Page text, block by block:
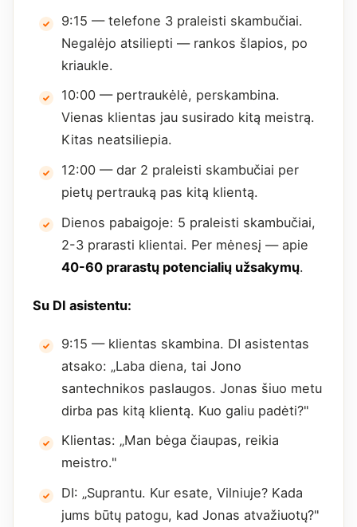
9:15 — telefone 3 praleisti skambučiai.
Negalėjo atsiliepti — rankos šlapios, po
kriaukle.
10:00 — pertraukėlė, perskambina.
Vienas klientas jau susirado kitą meistrą.
Kitas neatsiliepia.
12:00 — dar 2 praleisti skambučiai per
pietų pertrauką pas kitą klientą.
Dienos pabaigoje: 5 praleisti skambučiai,
2-3 prarasti klientai. Per mėnesį — apie
40-60 prarastų potencialių užsakymų.
Su DI asistentu:
9:15 — klientas skambina. DI asistentas
atsako: „Laba diena, tai Jono
santechnikos paslaugos. Jonas šiuo metu
dirba pas kitą klientą. Kuo galiu padėti?"
Klientas: „Man bėga čiaupas, reikia
meistro."
DI: „Suprantu. Kur esate, Vilniuje? Kada
jums būtų patogu, kad Jonas atvažiuotų?"